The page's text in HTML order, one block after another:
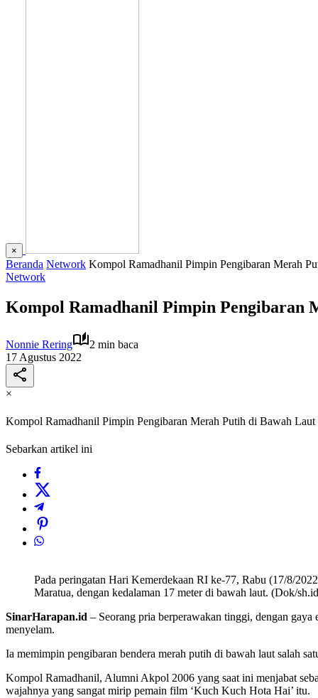
×
Beranda Network Kompol Ramadhanil Pimpin Pengibaran Merah
Network
Kompol Ramadhanil Pimpin Pengibaran
Nonnie Rering
2 min baca
17 Agustus 2022
×
Kompol Ramadhanil Pimpin Pengibaran Merah Putih di Bawah Laut
Sebarkan artikel ini
Pada peringatan Hari Kemerdekaan RI ke-77, Rabu (17/8/
Maratua, dengan kedalaman 17 meter di bawah laut. (Dok/
SinarHarapan.id – Seorang pria berperawakan tinggi, dengan
menyelam.
Ia memimpin pengibaran bendera merah putih di bawah laut salah
Kompol Ramadhanil, Alumni Akpol 2006 yang saat ini menjabat
wajahnya yang sangat mirip pemain film ‘Kuch Kuch Hota Hai’ itu.